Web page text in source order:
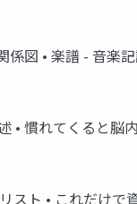
図 • 楽譜 - 音楽
• 慣れてくると脳
スト • これだけで